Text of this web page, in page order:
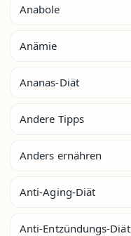
Anabole
Anämie
Ananas-Diät
Andere Tipps
Anders ernähren
Anti-Aging-Diät
Anti-Entzündungs-Diät